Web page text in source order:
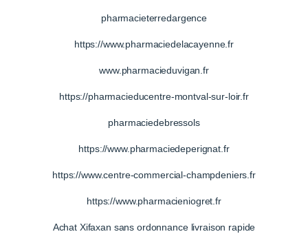
pharmacieterredargence
https://www.pharmaciedelacayenne.fr
www.pharmacieduvigan.fr
https://pharmacieducentre-montval-sur-loir.fr
pharmaciedebressols
https://www.pharmaciedeperignat.fr
https://www.centre-commercial-champdeniers.fr
https://www.pharmacieniogret.fr
Achat Xifaxan sans ordonnance livraison rapide